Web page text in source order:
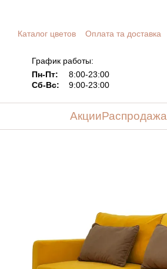
Каталог цветов Оплата та доставка
График работы:
Пн-Пт:
8:00-23:00
Сб-Вс:
9:00-23:00
АкцииРаспродажа